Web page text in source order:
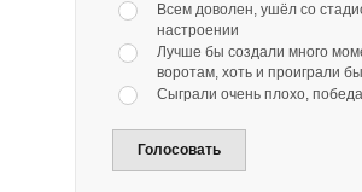
Всем доволен, ушёл со
настроении
Лучше бы создали много
воротам, хоть и проиграли бы
Сыграли очень плохо,
Голосовать